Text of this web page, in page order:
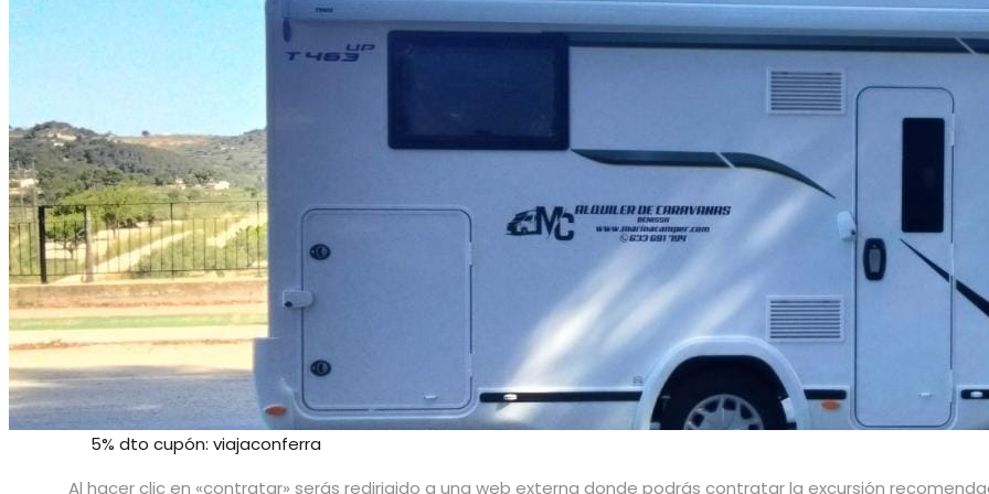
5% dto cupón: viajaconferra
Al hacer clic en «contratar» serás redirigido a una web externa donde podrás contratar la excursión